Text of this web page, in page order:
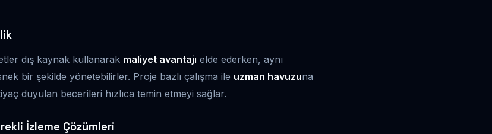
dış kaynak kullanarak maliyet avantajı elde ederken, aynı
bir şekilde yönetebilirler. Proje bazlı çalışma ile uzman havuzuna
duyulan becerileri hızlıca temin etmeyi sağlar.
İzleme Çözümleri